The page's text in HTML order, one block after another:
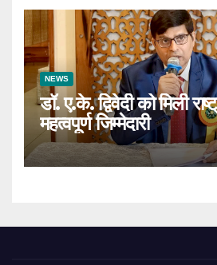
NEWS
डॉ. ए.के. द्विवेदी को मिली
महत्वपूर्ण जिम्मेदारी